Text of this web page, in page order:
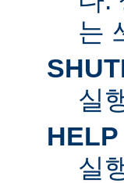
는
실
HELP
실